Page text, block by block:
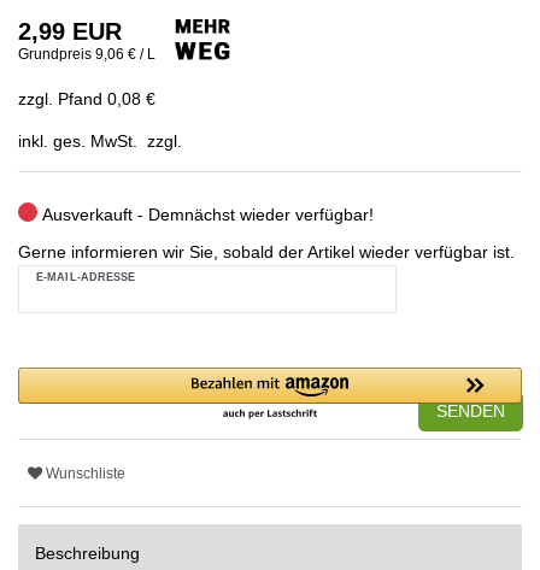
2,99 EUR
Grundpreis 9,06 € / L
zzgl. Pfand 0,08 €
inkl. ges. MwSt. zzgl.
Ausverkauft - Demnächst wieder verfügbar!
Gerne informieren wir Sie, sobald der Artikel wieder verfügbar ist.
E-MAIL-ADRESSE
SENDEN
Wunschliste
Beschreibung